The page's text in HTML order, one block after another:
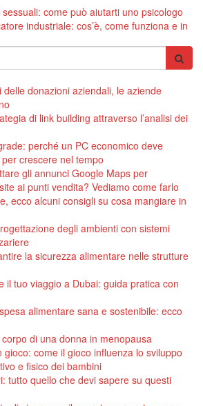
sessuali: come può aiutarti uno psicologo
industriale: cos’è, come funziona e in
delle donazioni aziendali, le aziende
di link building attraverso l’analisi dei
perché un PC economico deve
crescere nel tempo
gli annunci Google Maps per
ai punti vendita? Vediamo come farlo
ecco alcuni consigli su cosa mangiare in
degli ambienti con sistemi
la sicurezza alimentare nelle strutture
il tuo viaggio a Dubai: guida pratica con
alimentare sana e sostenibile: ecco
di una donna in menopausa
gioco: come il gioco influenza lo sviluppo
e fisico dei bambini
tutto quello che devi sapere su questi